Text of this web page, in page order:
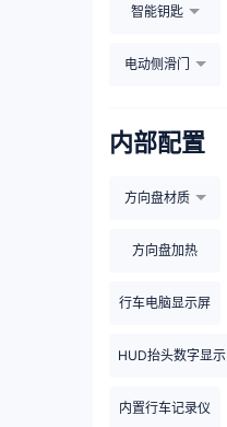
智能钥匙
电动侧滑门
内部配置
方向盘材质
方向盘加热
行车电脑显示屏
HUD抬头数字显示
内置行车记录仪